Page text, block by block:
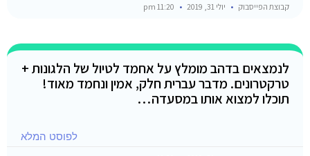
קבוצת הפייסבוק יולי 31, 2019
לנמצאים בדהב מומלץ על אחמד לטיול של הלגונות +
טרקטרונים. מדבר עברית חלק, אמין ונחמד מאוד!
תוכלו למצוא אותו במסעדה…
לפוסט המלא